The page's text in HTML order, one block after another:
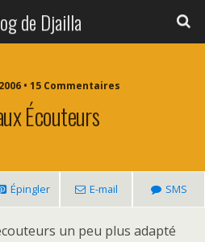
de Djailla
• 15 Commentaires
Écouteurs
Épingler E-mail SMS
un peu plus adapté